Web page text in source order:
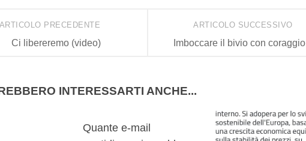
ARTICOLO SUCCESSIVO
Imboccare il bivio con coraggio
ARTICOLO PRECEDENTE
Ci libereremo (video)
INTERESSARTI ANCHE...
Quante e-mail